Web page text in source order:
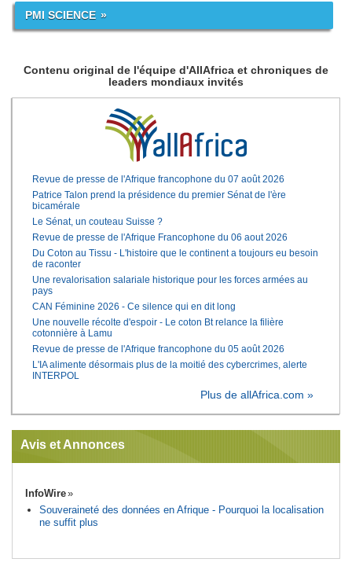
PMI SCIENCE
Contenu original de l'équipe d'AllAfrica et chroniques de
leaders mondiaux invités
Revue de presse de l'Afrique francophone du 07 août 2026
Patrice Talon prend la présidence du premier Sénat de l'ère
bicamérale
Le Sénat, un couteau Suisse ?
Revue de presse de l'Afrique Francophone du 06 aout 2026
Du Coton au Tissu - L'histoire que le continent a toujours eu besoin
de raconter
Une revalorisation salariale historique pour les forces armées au
pays
CAN Féminine 2026 - Ce silence qui en dit long
Une nouvelle récolte d'espoir - Le coton Bt relance la filière
cotonnière à Lamu
Revue de presse de l'Afrique francophone du 05 août 2026
L'IA alimente désormais plus de la moitié des cybercrimes, alerte
INTERPOL
Plus de allAfrica.com »
Avis et Annonces
InfoWire
Souveraineté des données en Afrique - Pourquoi la localisation
ne suffit plus